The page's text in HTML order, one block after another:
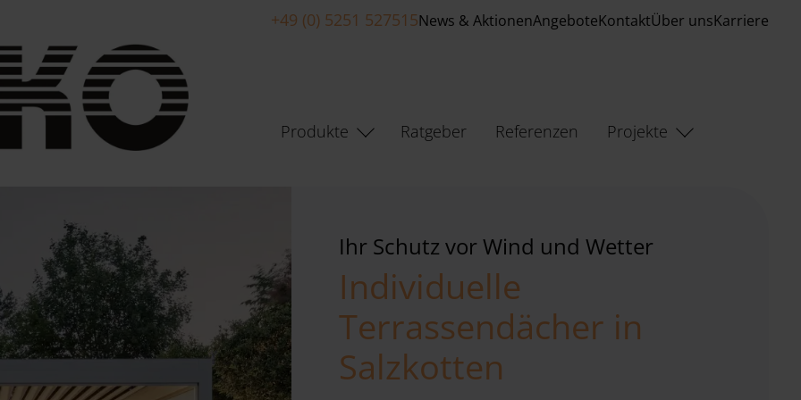
+49 (0) 5251 527515News & AktionenAngeboteKontaktÜber unsKarriere
Produkte
Ratgeber Referenzen Projekte
Ihr Schutz vor Wind und Wetter
Individuelle
Terrassendächer in
Salzkotten